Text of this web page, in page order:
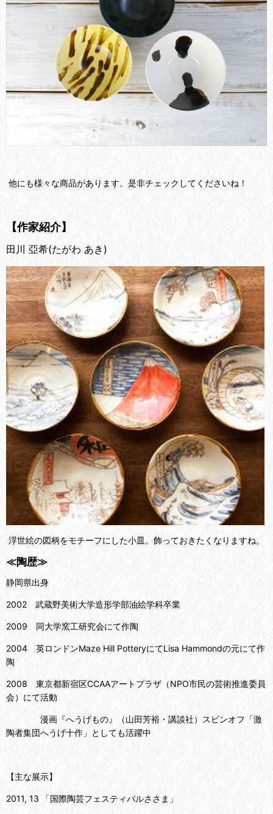
他にも様々な商品があります。是非チェックしてくださいね！
【作家紹介】
田川 亞希(たがわ あき)
浮世絵の図柄をモチーフにした小皿。飾っておきたくなりますね。
≪陶歴≫
静岡県出身
2002 武蔵野美術大学造形学部油絵学科卒業
2009 同大学窯工研究会にて作陶
2004 英ロンドンMaze Hill PotteryにてLisa Hammondの元にて作
陶
2008 東京都新宿区CCAAアートプラザ（NPO市民の芸術推進委員
会）にて活動
漫画『へうげもの』（山田芳裕・講談社）スピンオフ「激
陶者集団へうげ十作」としても活躍中
【主な展示】
2011, 13 「国際陶芸フェスティバルささま」